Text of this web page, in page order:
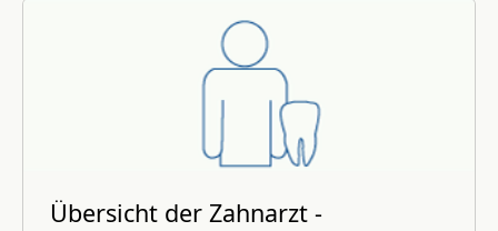
Übersicht der Zahnarzt -